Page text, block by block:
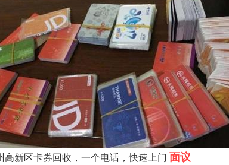
高新区卡券回收，一个电话，快速上门 面议